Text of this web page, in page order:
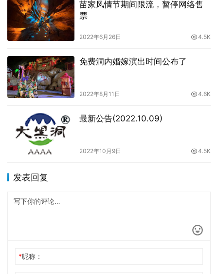
苗家风情节期间限流，暂停网络售
票
2022年6月26日 4.5K
免费洞内婚嫁演出时间公布了
2022年8月11日 4.6K
最新公告(2022.10.09)
2022年10月9日 4.5K
发表回复
*昵称：